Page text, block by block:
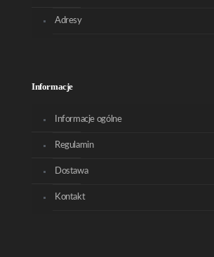
Adresy
Informacje
Informacje ogólne
Regulamin
Dostawa
Kontakt